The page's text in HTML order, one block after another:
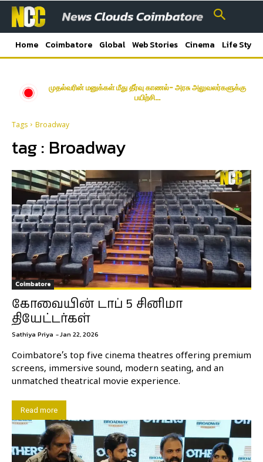
Home Coimbatore Global Web Stories Cinema Life Style
முதல்வரின் மனுக்கள் மீது தீர்வு காணல்- அரசு அலுவலர்களுக்கு
பயிற்சி…
Tags Broadway
tag : Broadway
Coimbatore
கோவையின் டாப் 5 சினிமா
தியேட்டர்கள்
Sathiya Priya -Jan 22, 2026
Coimbatore’s top five cinema theatres offering premium
screens, immersive sound, modern seating, and an
unmatched theatrical movie experience.
Read more